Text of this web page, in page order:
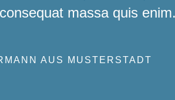
massa quis enim.
AUS MUSTERSTADT